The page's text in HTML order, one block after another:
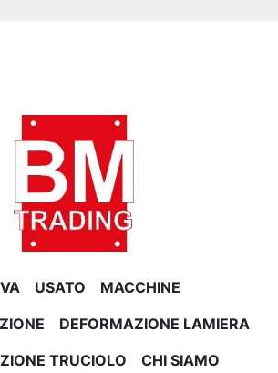
USATO
MACCHINE
DEFORMAZIONE LAMIERA
TRUCIOLO
CHI SIAMO